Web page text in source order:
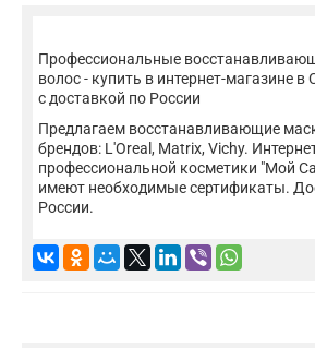
Профессиональные
волос - купить в интернет-магазине в
с доставкой по России
Предлагаем восстанавливающие
брендов: L'Oreal, Matrix, Vichy.
профессиональной косметики "Мой
имеют необходимые сертификаты.
России.